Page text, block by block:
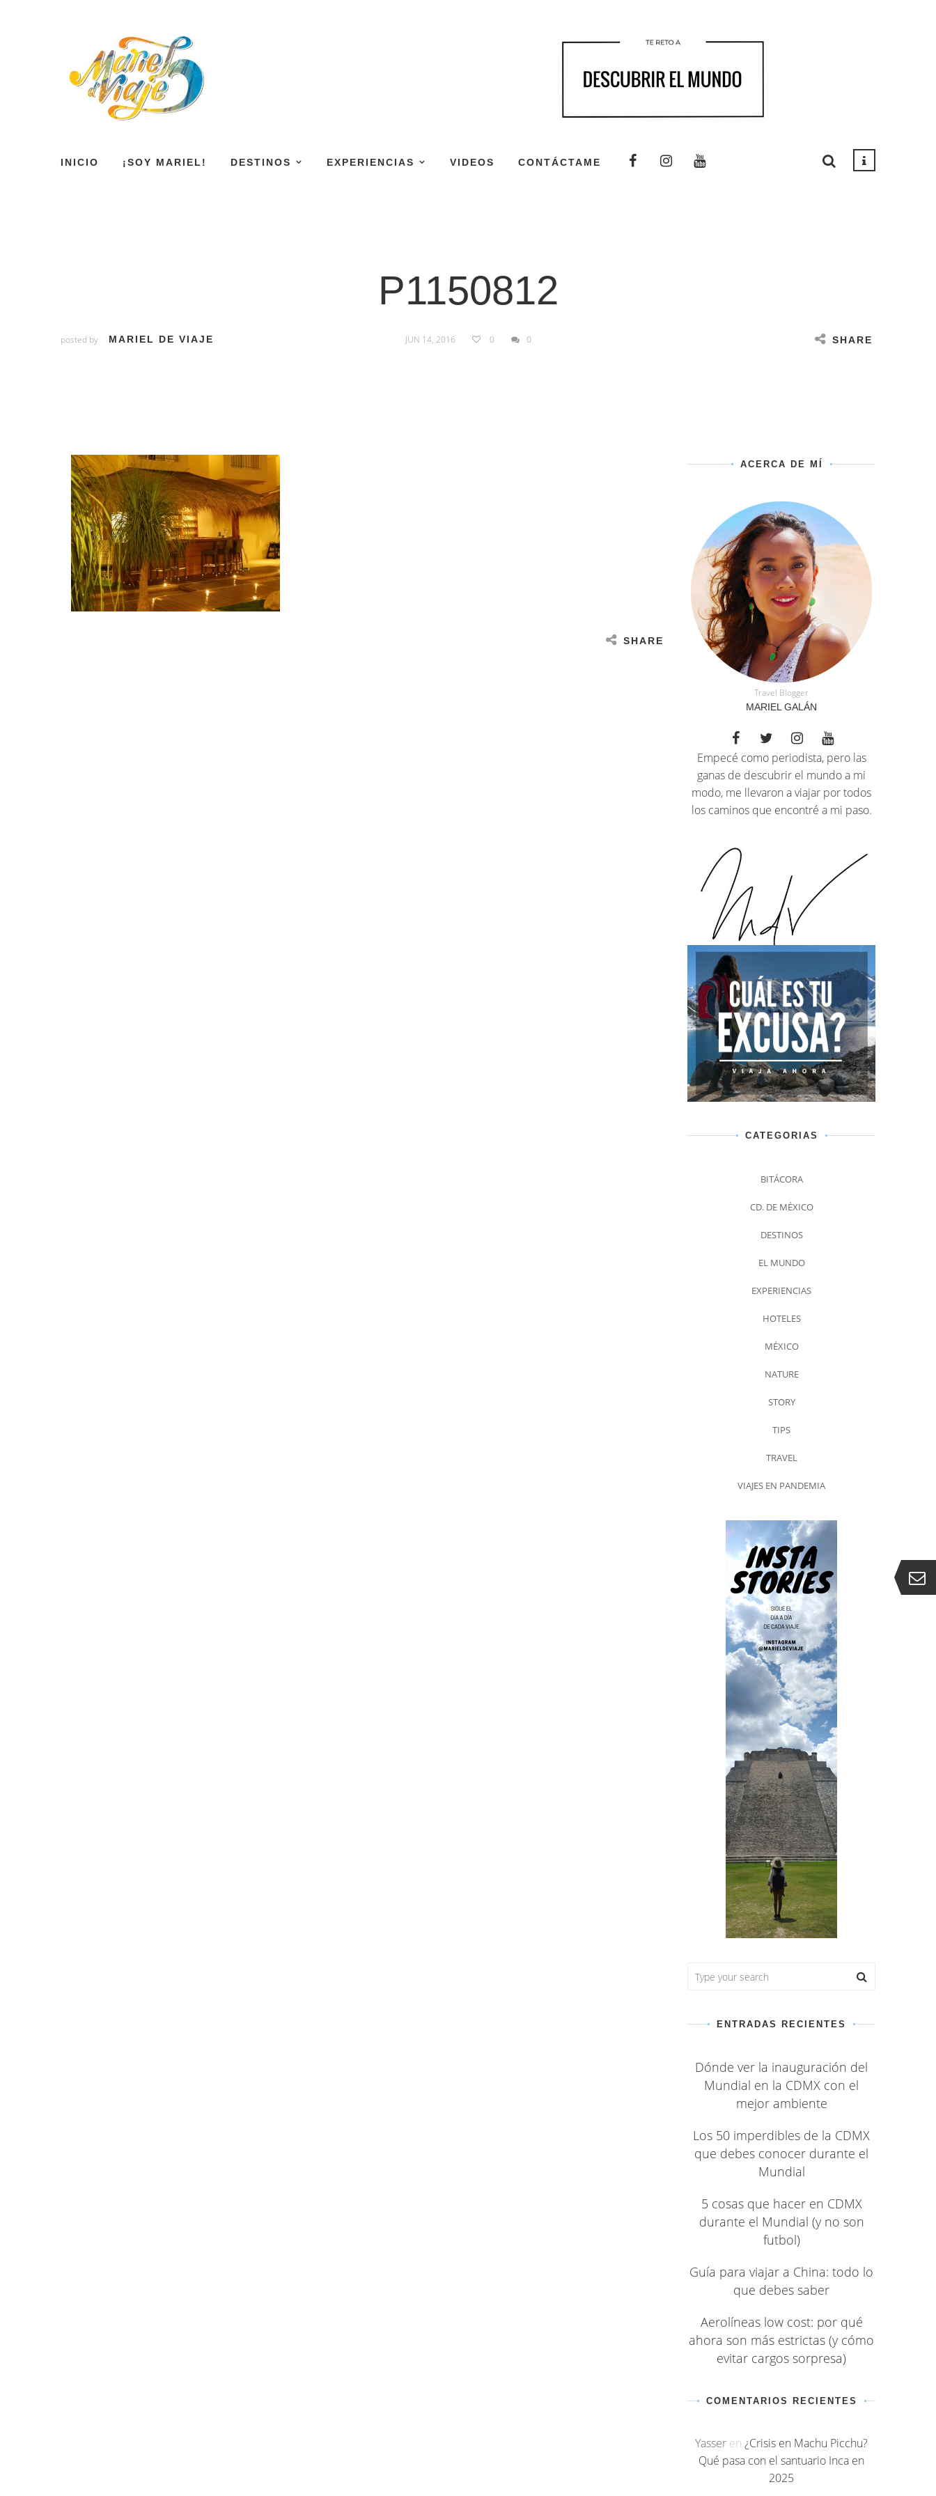
INICIO ¡SOY MARIEL! DESTINOS EXPERIENCIAS VIDEOS CONTÁCTAME
P1150812
posted by MARIEL DE VIAJE JUN 14, 2016 0 0 SHARE
SHARE
ACERCA DE MÍ
Travel Blogger
MARIEL GALÁN
Empecé como periodista, pero las
ganas de descubrir el mundo a mi
modo, me llevaron a viajar por todos
los caminos que encontré a mi paso.
CATEGORIAS
BITÁCORA
CD. DE MÉXICO
DESTINOS
EL MUNDO
EXPERIENCIAS
HOTELES
MÉXICO
NATURE
STORY
TIPS
TRAVEL
VIAJES EN PANDEMIA
ENTRADAS RECIENTES
Dónde ver la inauguración del
Mundial en la CDMX con el
mejor ambiente
Los 50 imperdibles de la CDMX
que debes conocer durante el
Mundial
5 cosas que hacer en CDMX
durante el Mundial (y no son
futbol)
Guía para viajar a China: todo lo
que debes saber
Aerolíneas low cost: por qué
ahora son más estrictas (y cómo
evitar cargos sorpresa)
COMENTARIOS RECIENTES
Yasser en ¿Crisis en Machu Picchu?
Qué pasa con el santuario Inca en
2025